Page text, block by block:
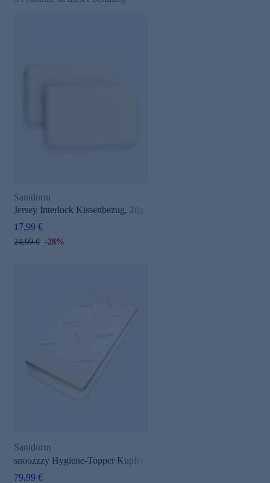
Sanidorm
Jersey Interlock Kissenbezug, 2tlg.
17,99 €
24,99 € -28%
Sanidorm
snoozzzy Hygiene-Topper Kupfer
79,99 €